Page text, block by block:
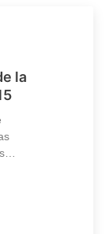
la